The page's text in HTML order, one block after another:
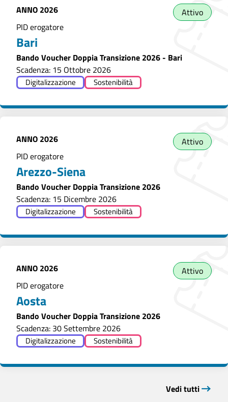
ANNO 2026
Attivo
PID erogatore
Bari
Bando Voucher Doppia Transizione 2026 - Bari
Scadenza: 15 Ottobre 2026
Digitalizzazione Sostenibilità
ANNO 2026
Attivo
PID erogatore
Arezzo-Siena
Bando Voucher Doppia Transizione 2026
Scadenza: 15 Dicembre 2026
Digitalizzazione Sostenibilità
ANNO 2026
Attivo
PID erogatore
Aosta
Bando Voucher Doppia Transizione 2026
Scadenza: 30 Settembre 2026
Digitalizzazione Sostenibilità
Vedi tutti